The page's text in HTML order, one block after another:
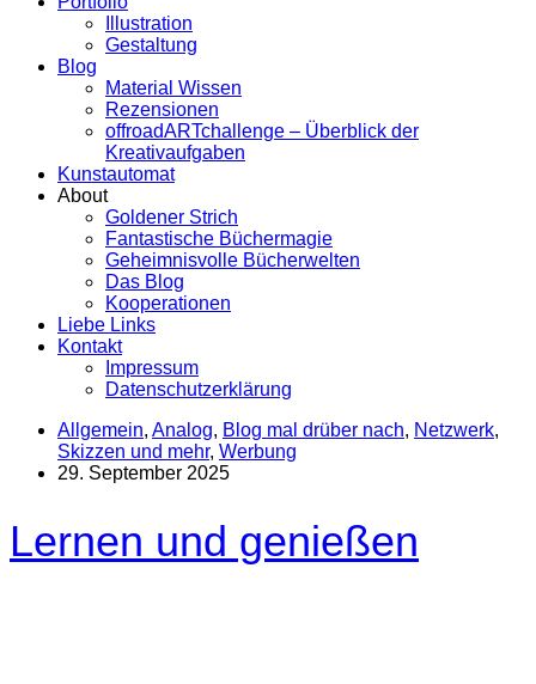
Illustration
Gestaltung
Blog
Material Wissen
Rezensionen
offroadARTchallenge – Überblick der
Kreativaufgaben
Kunstautomat
About
Goldener Strich
Fantastische Büchermagie
Geheimnisvolle Bücherwelten
Das Blog
Kooperationen
Liebe Links
Kontakt
Impressum
Datenschutzerklärung
Allgemein, Analog, Blog mal drüber nach, Netzwerk,
Skizzen und mehr, Werbung
29. September 2025
Lernen und genießen